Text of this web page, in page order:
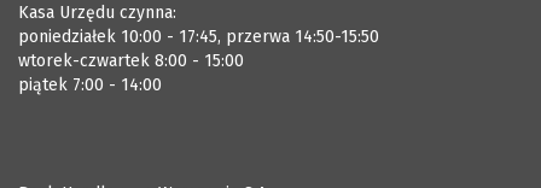
Kasa Urzędu czynna:
poniedziałek 10:00 - 17:45, przerwa 14:50-15:50
wtorek-czwartek 8:00 - 15:00
piątek 7:00 - 14:00